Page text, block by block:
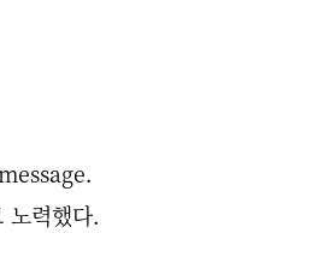
노력했다.